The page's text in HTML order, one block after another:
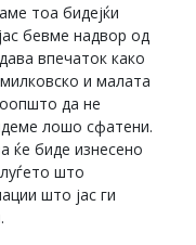
тоа бидејќи
бевме надвор од
впечаток како
и малата
да не
лошо сфатени.
ќе биде изнесено
што
што јас ги